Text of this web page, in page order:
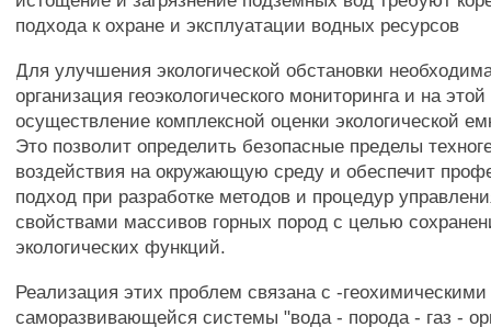
подхода к охране и эксплуатации водных ресурсов
Для улучшения экологической обстановки
организация геоэкологического мониторинга и на
осуществление комплексной оценки экологической
Это позволит определить безопасные пределы
воздействия на окружающую среду и обеспечит
подход при разработке методов и процедур
свойствами массивов горных пород с целью
экологических функций.
Реализация этих проблем связана с -
саморазвивающейся системы "вода - порода - газ -